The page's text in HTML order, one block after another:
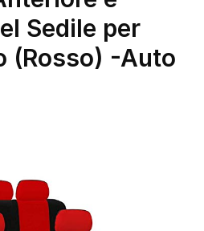
Sedile per
(Rosso) -Auto